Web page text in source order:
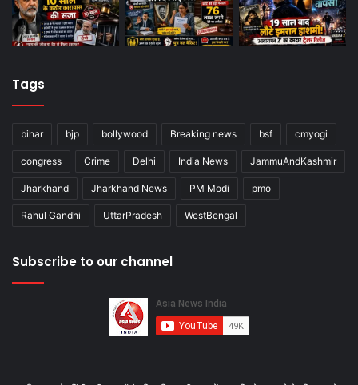
Tags
bihar bjp bollywood Breaking news bsf cmyogi
congress Crime Delhi India News JammuAndKashmir
Jharkhand Jharkhand News PM Modi pmo
Rahul Gandhi UttarPradesh WestBengal
Subscribe to our channel